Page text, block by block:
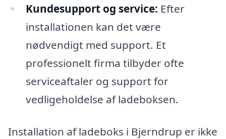
Kundesupport og service: Efter
installationen kan det være
nødvendigt med support. Et
professionelt firma tilbyder ofte
serviceaftaler og support for
vedligeholdelse af ladeboksen.
Installation af ladeboks i Bjerndrup er ikke